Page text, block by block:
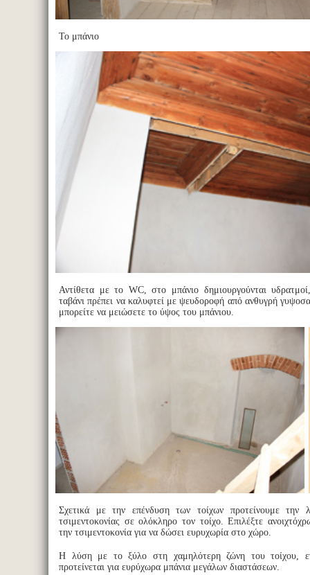
Το μπάνιο
Αντίθετα με το WC, στο μπάνιο δημιουργούνται
ταβάνι πρέπει να καλυφτεί με ψευδοροφή από ανθυγρή
μπορείτε να μειώσετε το ύψος του μπάνιου.
Σχετικά με την επένδυση των τοίχων προτείνουμε την
τσιμεντοκονίας σε ολόκληρο τον τοίχο. Επιλέξτε
την τσιμεντοκονία για να δώσει ευρυχωρία στο χώρο.
Η λύση με το ξύλο στη χαμηλότερη ζώνη του τοίχου,
προτείνεται για ευρύχωρα μπάνια μεγάλων διαστάσεων.